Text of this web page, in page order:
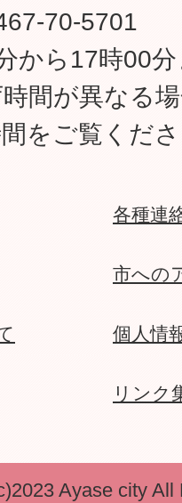
70-5701
から17時00
時間が異なる
をご覧くだ
各種連
市への
個人情
リンク
Ayase city